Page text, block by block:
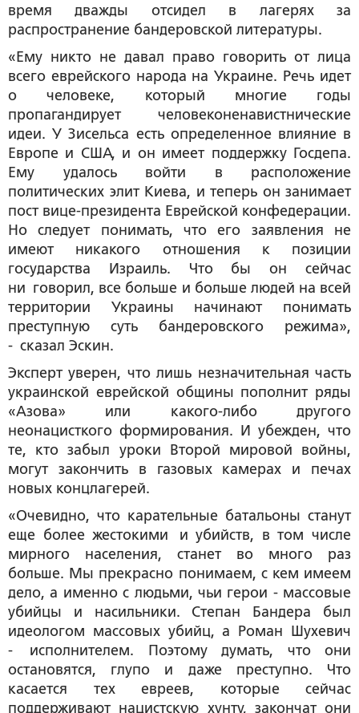
время дважды отсидел в лагерях за
распространение бандеровской литературы.
«Ему никто не давал право говорить от лица
всего еврейского народа на Украине. Речь идет
о человеке, который многие годы
пропагандирует человеконенавистнические
идеи. У Зисельса есть определенное влияние в
Европе и США, и он имеет поддержку Госдепа.
Ему удалось войти в расположение
политических элит Киева, и теперь он занимает
пост вице-президента Еврейской конфедерации.
Но следует понимать, что его заявления не
имеют никакого отношения к позиции
государства Израиль. Что бы он сейчас
ни говорил, все больше и больше людей на всей
территории Украины начинают понимать
преступную суть бандеровского режима»,
- сказал Эскин.
Эксперт уверен, что лишь незначительная часть
украинской еврейской общины пополнит ряды
«Азова» или какого-либо другого
неонацисткого формирования. И убежден, что
те, кто забыл уроки Второй мировой войны,
могут закончить в газовых камерах и печах
новых концлагерей.
«Очевидно, что карательные батальоны станут
еще более жестокими и убийств, в том числе
мирного населения, станет во много раз
больше. Мы прекрасно понимаем, с кем имеем
дело, а именно с людьми, чьи герои - массовые
убийцы и насильники. Степан Бандера был
идеологом массовых убийц, а Роман Шухевич
- исполнителем. Поэтому думать, что они
остановятся, глупо и даже преступно. Что
касается тех евреев, которые сейчас
поддерживают нацистскую хунту, закончат они